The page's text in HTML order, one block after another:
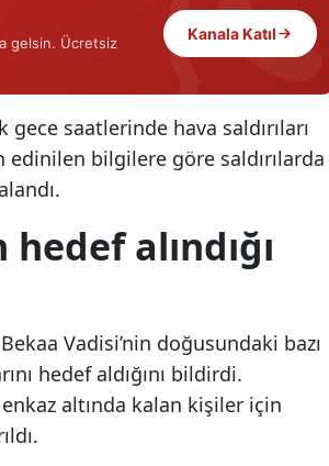
gelsin. Ücretsiz
Kanala Katıl
saatlerinde hava saldırıları
bilgilere göre saldırılarda
alındığı
Vadisi’nin doğusundaki bazı
hedef aldığını bildirdi.
enkaz altında kalan kişiler için